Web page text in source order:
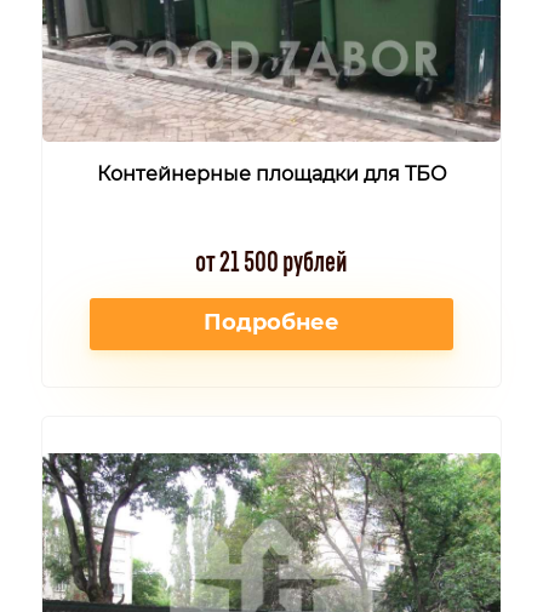
Контейнерные площадки для ТБО
от 21 500 рублей
Подробнее